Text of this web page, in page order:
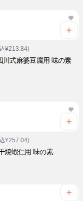
¥213.84)
川式麻婆豆腐用 味の素
¥257.04)
焼蝦仁用 味の素